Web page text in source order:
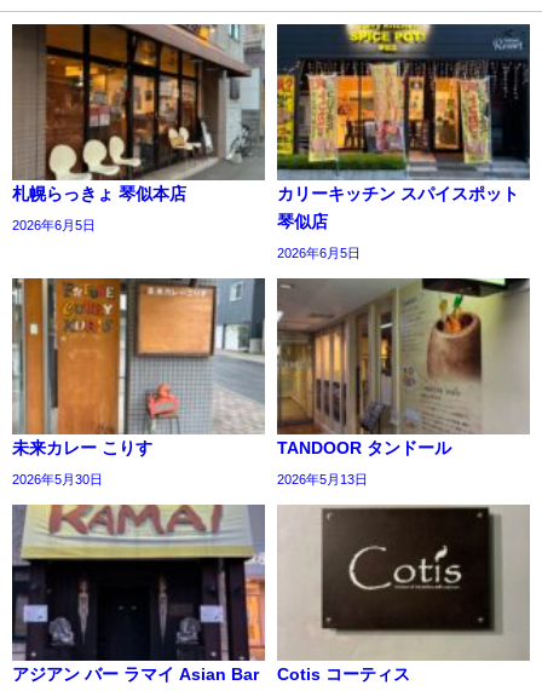
札幌らっきょ 琴似本店
2026年6月5日
カリーキッチン スパイスポット
琴似店
2026年6月5日
未来カレー こりす
2026年5月30日
TANDOOR タンドール
2026年5月13日
アジアン バー ラマイ Asian Bar
Cotis コーティス